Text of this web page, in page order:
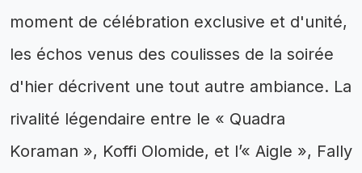
moment de célébration exclusive et d'unité,
les échos venus des coulisses de la soirée
d'hier décrivent une tout autre ambiance. La
rivalité légendaire entre le « Quadra
Koraman », Koffi Olomide, et l’« Aigle », Fally